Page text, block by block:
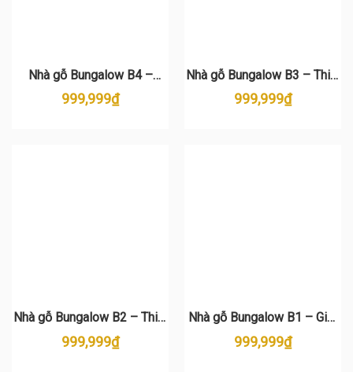
Nhà gỗ Bungalow B4 –
Cabin gỗ 2 cánh cân đối, lắp
dựng nhanh
999,999₫
Nhà gỗ Bungalow B3 – Thiết
kế & Thi công trọn gói
999,999₫
Nhà gỗ Bungalow B2 – Thiết
kế & Thi công trọn gói
999,999₫
Nhà gỗ Bungalow B1 – Giải
pháp nghỉ dưỡng đẹp, bền,
thu hồi vốn nhanh
999,999₫